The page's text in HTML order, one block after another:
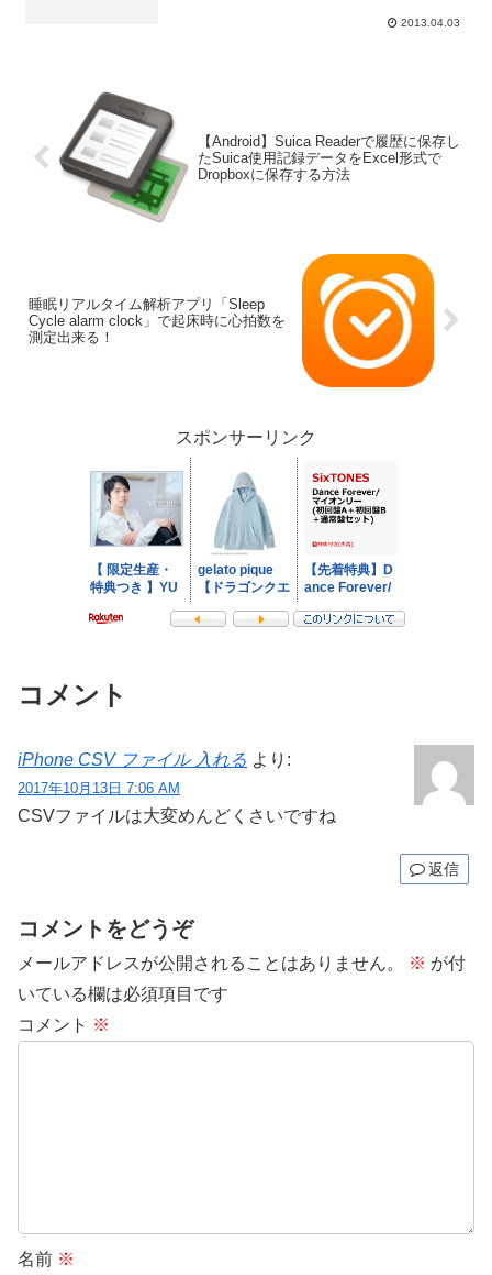
2013.04.03
【Android】Suica Readerで履歴に保存し
たSuica使用記録データをExcel形式で
Dropboxに保存する方法
睡眠リアルタイム解析アプリ「Sleep
Cycle alarm clock」で起床時に心拍数を
測定出来る！
スポンサーリンク
コメント
iPhone CSV ファイル 入れる より:
2017年10月13日 7:06 AM
CSVファイルは大変めんどくさいですね
返信
コメントをどうぞ
メールアドレスが公開されることはありません。 ※ が付
いている欄は必須項目です
コメント ※
名前 ※